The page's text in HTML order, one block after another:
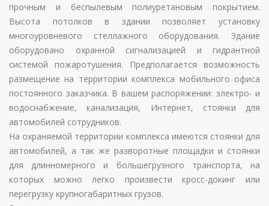
прочным и беспылевым полиуретановым покрытием.
Высота потолков в здании позволяет установку
многоуровневого стеллажного оборудования. Здание
оборудовано охранной сигнализацией и гидрантной
системой пожаротушения. Предполагается возможность
размещение на территории комплекса мобильного офиса
постоянного заказчика. В вашем распоряжении: электро- и
водоснабжение, канализация, Интернет, стоянки для
автомобилей сотрудников.
На охраняемой территории комплекса имеются стоянки для
автомобилей, а так же разворотные площадки и стоянки
для длинномерного и большегрузного транспорта, на
которых можно легко произвести кросс-докинг или
перегрузку крупногабаритных грузов.